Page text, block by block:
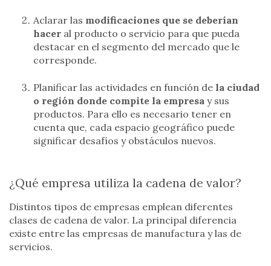
Aclarar las modificaciones que se deberían
hacer al producto o servicio para que pueda
destacar en el segmento del mercado que le
corresponde.
Planificar las actividades en función de la ciudad
o región donde compite la empresa y sus
productos. Para ello es necesario tener en
cuenta que, cada espacio geográfico puede
significar desafíos y obstáculos nuevos.
¿Qué empresa utiliza la cadena de valor?
Distintos tipos de empresas emplean diferentes
clases de cadena de valor. La principal diferencia
existe entre las empresas de manufactura y las de
servicios.